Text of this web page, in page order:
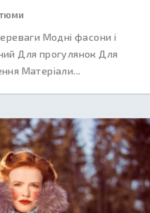
Модні фасони і
Для прогулянок Для
Матеріали...